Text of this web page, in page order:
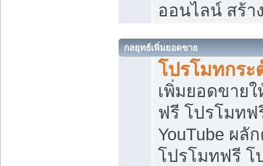
ออนไลน์ สร้า
กลยุทธ์เพิ่มยอดขาย
โปรโมทกร
เพิ่มยอดขายใ
ฟรี โปรโมทฟ
YouTube ผลั
โปรโมทฟรี โ